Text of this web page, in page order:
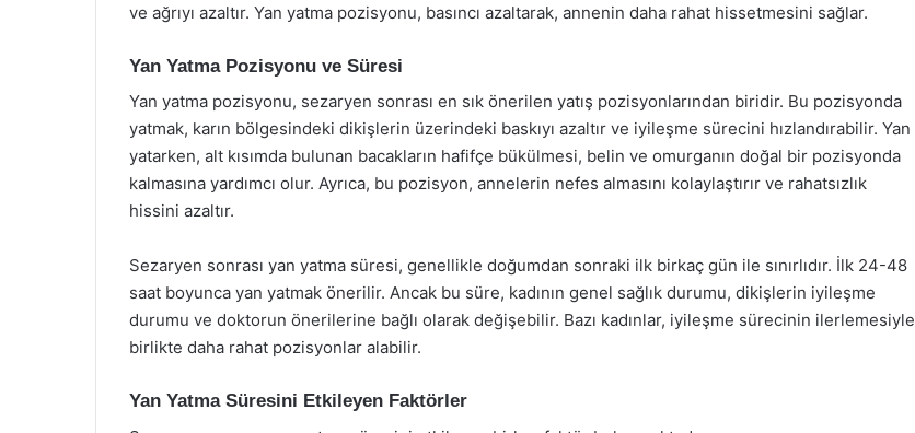
ve ağrıyı azaltır. Yan yatma pozisyonu, basıncı azaltarak, annenin daha rahat hissetmesini sağlar.
Yan Yatma Pozisyonu ve Süresi
Yan yatma pozisyonu, sezaryen sonrası en sık önerilen yatış pozisyonlarından biridir. Bu pozisyonda
yatmak, karın bölgesindeki dikişlerin üzerindeki baskıyı azaltır ve iyileşme sürecini hızlandırabilir. Yan
yatarken, alt kısımda bulunan bacakların hafifçe bükülmesi, belin ve omurganın doğal bir pozisyonda
kalmasına yardımcı olur. Ayrıca, bu pozisyon, annelerin nefes almasını kolaylaştırır ve rahatsızlık
hissini azaltır.
Sezaryen sonrası yan yatma süresi, genellikle doğumdan sonraki ilk birkaç gün ile sınırlıdır. İlk 24-48
saat boyunca yan yatmak önerilir. Ancak bu süre, kadının genel sağlık durumu, dikişlerin iyileşme
durumu ve doktorun önerilerine bağlı olarak değişebilir. Bazı kadınlar, iyileşme sürecinin ilerlemesiyle
birlikte daha rahat pozisyonlar alabilir.
Yan Yatma Süresini Etkileyen Faktörler